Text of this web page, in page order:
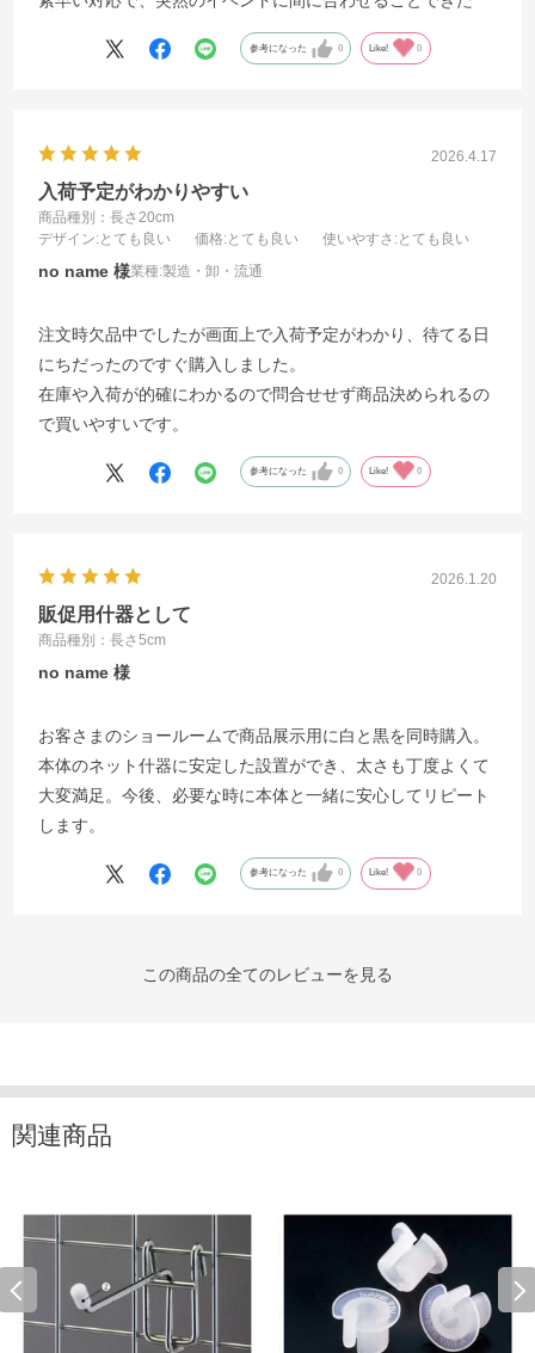
参考になった 0 Like! 0
2026.4.17
入荷予定がわかりやすい
商品種別：長さ20cm
デザイン:とても良い 価格:とても良い 使いやすさ :とても良い
no name 業種:製造・卸・流通
注文時欠品中でしたが画面上で入荷予定がわかり、待てる日
にちだったのですぐ購入しました。
在庫や入荷が的確にわかるので問合せせず商品決められるの
で買いやすいです。
参考になった 0 Like! 0
2026.1.20
販促用什器として
商品種別：長さ5cm
no name
お客さまのショールームで商品展示用に白と黒を同時購入。
本体のネット什器に安定した設置ができ、太さも丁度よくて
大変満足。今後、必要な時に本体と一緒に安心してリピート
します。
参考になった 0 Like! 0
この商品の全てのレビューを見る
関連商品